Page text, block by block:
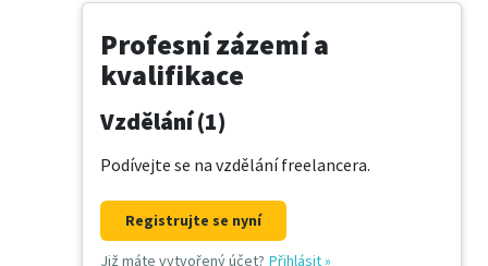
Profesní zázemí a
kvalifikace
Vzdělání (1)
Podívejte se na vzdělání freelancera.
Registrujte se nyní
Již máte vytvořený účet? Přihlásit»